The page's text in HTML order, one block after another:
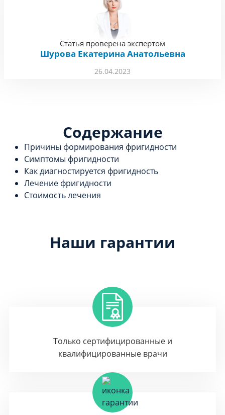
26.04.2023
Статья проверена экспертом
Шурова Екатерина Анатольевна
Содержание
Причины формирования фригидности
Симптомы фригидности
Как диагностируется фригидность
Лечение фригидности
Стоимость лечения
Наши гарантии
Только сертифицированные и
квалифицированные врачи